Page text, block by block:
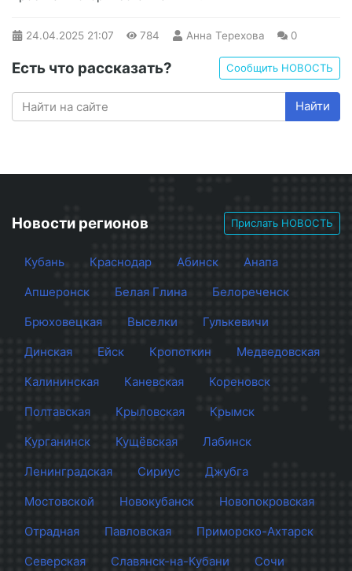
24.04.2025 21:07 784 Анна Терехова 0
Есть что рассказать? Сообщить НОВОСТЬ
Найти
Новости регионов Прислать НОВОСТЬ
Кубань Краснодар Абинск
Анапа
Апшеронск
Белая Глина
Белореченск
Брюховецкая
Выселки
Гулькевичи
Динская
Ейск Кропоткин
Медведовская
Калининская
Каневская
Кореновск
Полтавская
Крыловская
Крымск
Курганинск
Кущёвская
Лабинск
Ленинградская
Сириус
Джубга
Мостовской
Новокубанск
Новопокровская
Отрадная
Павловская
Приморско-Ахтарск
Северская
Славянск-на-Кубани
Сочи